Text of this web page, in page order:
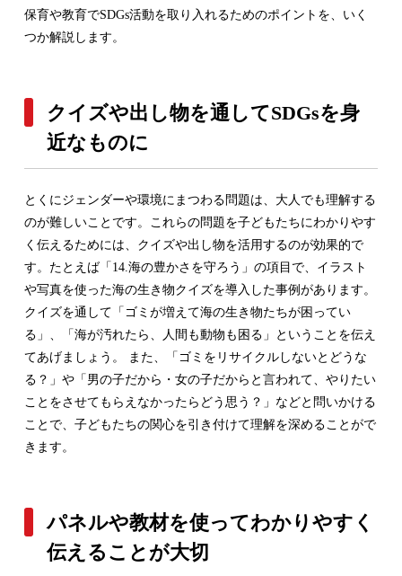
保育や教育でSDGs活動を取り入れるためのポイントを、いく
つか解説します。
クイズや出し物を通してSDGsを身
近なものに
とくにジェンダーや環境にまつわる問題は、大人でも理解する
のが難しいことです。これらの問題を子どもたちにわかりやす
く伝えるためには、クイズや出し物を活用するのが効果的で
す。たとえば「14.海の豊かさを守ろう」の項目で、イラスト
や写真を使った海の生き物クイズを導入した事例があります。
クイズを通して「ゴミが増えて海の生き物たちが困ってい
る」、「海が汚れたら、人間も動物も困る」ということを伝え
てあげましょう。 また、「ゴミをリサイクルしないとどうな
る？」や「男の子だから・女の子だからと言われて、やりたい
ことをさせてもらえなかったらどう思う？」などと問いかける
ことで、子どもたちの関心を引き付けて理解を深めることがで
きます。
パネルや教材を使ってわかりやすく
伝えることが大切